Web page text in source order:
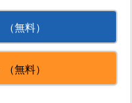
（無料）
（無料）